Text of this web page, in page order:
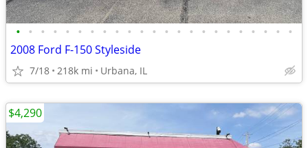
• • • • • • • • • • • • • • • • • • • • • • •
2008 Ford F-150 Styleside
7/18 218k mi Urbana, IL
$4,290